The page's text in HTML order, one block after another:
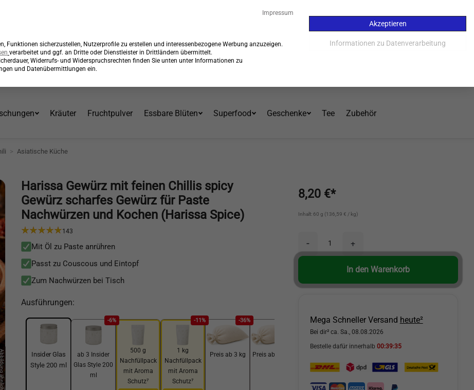
Kauf auf Rechnung - 30 Tage
Kräuter Fruchtpulver Essbare Blüten Superfood Geschenke Tee Zubehör
> Asiatische Küche
Harissa Gewürz mit feinen Chillis spicy
Gewürz scharfes Gewürz für Paste
Nachwürzen und Kochen (Harissa Spice)
143
Mit Öl zu Paste anrühren
Passt zu Couscous und Eintopf
Zum Nachwürzen bei Tisch
Ausführungen:
Insider Glas
Style 200 ml
-6%
ab 3 Insider
Glas Style 200
ml
500 g
Nachfüllpack
mit Aroma
Schutz⁷
-11%
1 kg
Nachfüllpack
mit Aroma
Schutz⁷
-36%
Preis ab 3 kg Preis ab 25 kg
8,20 €*
Inhalt: 60 g (136,59 € / kg)
- +
In den Warenkorb
Mega Schneller Versand heute²
Bei dir² ca. Sa., 08.08.2026
Bestelle dafür innerhalb 00:39:34
Impressum
Funktionen sicherzustellen, Nutzerprofile zu erstellen und interessenbezogene Werbung anzuzeigen.
verarbeitet und ggf. an Dritte oder Dienstleister in Drittländern übermittelt.
Widerrufs- und Widerspruchsrechten finden Sie unten unter Informationen zu
und Datenübermittlungen ein.
Akzeptieren
Informationen zu Datenverarbeitung